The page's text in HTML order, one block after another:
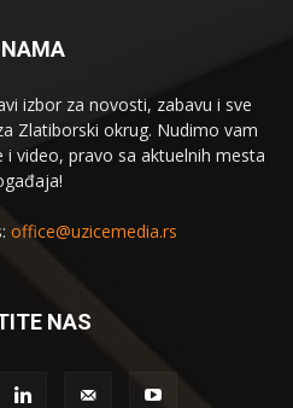
izbor za novosti, zabavu i sve
Zlatiborski okrug. Nudimo vam
video, pravo sa aktuelnih mesta
office@uzicemedia.rs
NAS